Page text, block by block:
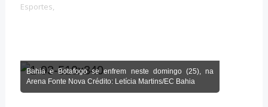
Esportes,
Bahia e Botafogo se enfrem neste domingo (25), na
Arena Fonte Nova Crédito: Letícia Martins/EC Bahia